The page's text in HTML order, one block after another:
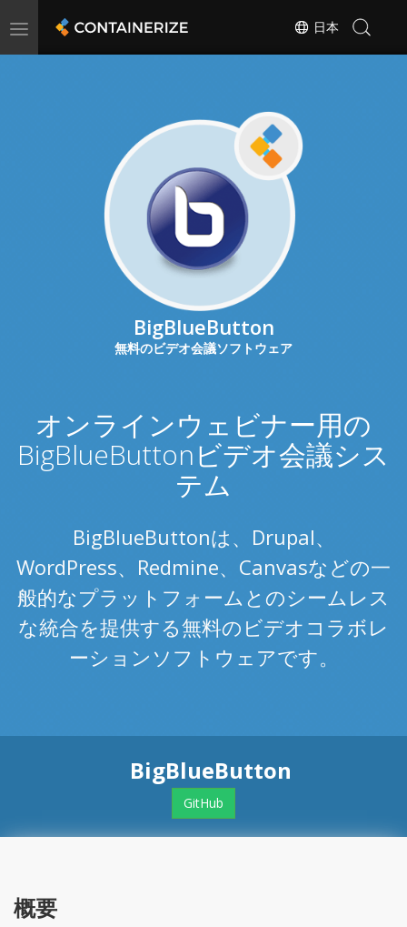
Toggle
日本
BigBlueButton
無料のビデオ会議ソフトウェア
オンラインウェビナー用の
BigBlueButtonビデオ会議シス
テム
BigBlueButtonは、Drupal、
WordPress、Redmine、Canvasなどの一
般的なプラットフォームとのシームレス
な統合を提供する無料のビデオコラボレ
ーションソフトウェアです。
BigBlueButton
GitHub
概要